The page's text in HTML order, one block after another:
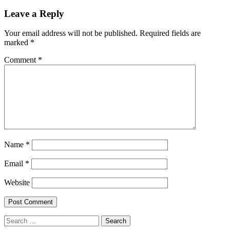
Leave a Reply
Your email address will not be published. Required fields are
marked *
Comment *
Name *
Email *
Website
Search
for: